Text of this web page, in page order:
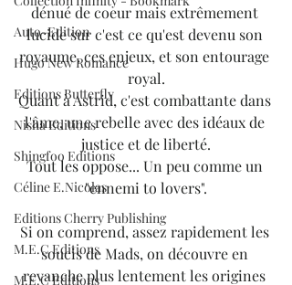
Auto-Edition
Hugo New Romance
Editions Butterfly
Nisha Editions
Shingfoo Editions
Céline E.Nicolas
Editions Cherry Publishing
M.E.C Editions
M.E.C Editions
dénué de coeur mais extrêmement
lucide sur c'est ce qu'est devenu son
royaume, ces enjeux, et son entourage
royal.
Quant à Astrid, c'est combattante dans
l'âme, une rebelle avec des idéaux de
justice et de liberté.
Tout les oppose... Un peu comme un
"ennemi to lovers".
Si on comprend, assez rapidement les
soucis de Mads, on découvre en
revanche plus lentement les origines